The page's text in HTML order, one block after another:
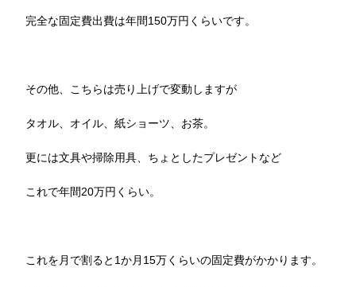
完全な固定費出費は年間150万円くらいです。
その他、こちらは売り上げで変動しますが
タオル、オイル、紙ショーツ、お茶。
更には文具や掃除用具、ちょとしたプレゼントなど
これで年間20万円くらい。
これを月で割ると1か月15万くらいの固定費がかかります。